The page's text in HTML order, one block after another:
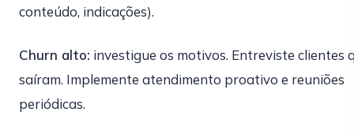
conteúdo, indicações).
Churn alto: investigue os motivos. Entreviste clientes
saíram. Implemente atendimento proativo e reuniões
periódicas.